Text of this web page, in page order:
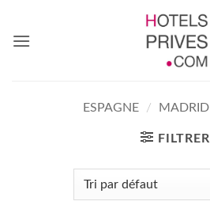
contenu
ESPAGNE / MADRID
FILTRER